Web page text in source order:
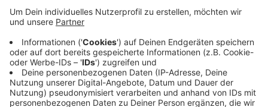
Mehr als einhundert Autos überprüfte die Polizei in
Hennef und Troisdorf, in Eitorf und Sankt Augustin.
Rund 25 Verstöße stellten sie fest. Mehrere Tuner